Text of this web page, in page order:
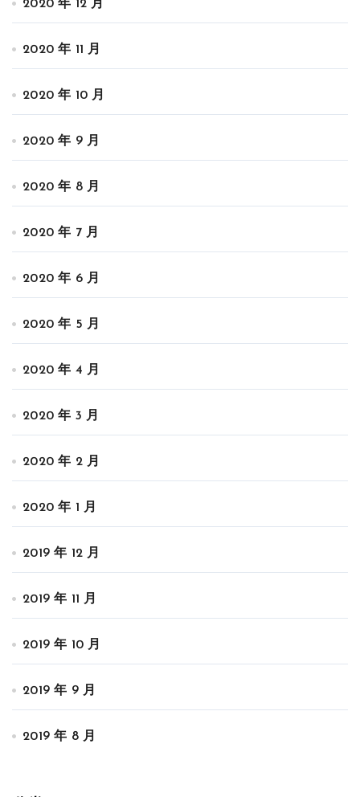
2020 年 12 月
2020 年 11 月
2020 年 10 月
2020 年 9 月
2020 年 8 月
2020 年 7 月
2020 年 6 月
2020 年 5 月
2020 年 4 月
2020 年 3 月
2020 年 2 月
2020 年 1 月
2019 年 12 月
2019 年 11 月
2019 年 10 月
2019 年 9 月
2019 年 8 月